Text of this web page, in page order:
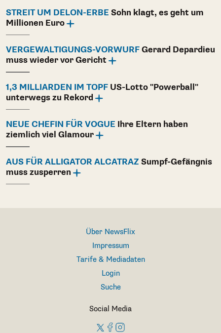
STREIT UM DELON-ERBE Sohn klagt, es geht um
Millionen Euro
VERGEWALTIGUNGS-VORWURF Gerard Depardieu
muss wieder vor Gericht
1,3 MILLIARDEN IM TOPF US-Lotto "Powerball"
unterwegs zu Rekord
NEUE CHEFIN FÜR VOGUE Ihre Eltern haben
ziemlich viel Glamour
AUS FÜR ALLIGATOR ALCATRAZ Sumpf-Gefängnis
muss zusperren
Über NewsFlix
Impressum
Tarife & Mediadaten
Login
Suche
Social Media